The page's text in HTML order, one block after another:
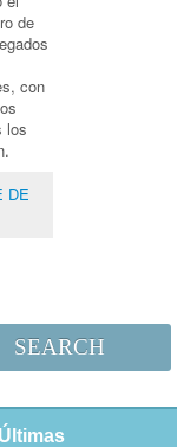
de
con
los
DE
SEARCH
Últimas